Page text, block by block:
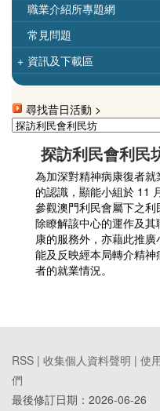
職業介紹所專題網
常見問題
+ 資訊及下載區
尋找昔日活動 >
探訪利民會利民
為加深對精神病康復者就
的認識，顯能小組於 11
參觀澳門利民會屬下之利
除瞭解該中心的運作及其
康的服務外，亦藉此推廣
能及反映經本局轉介精神
者的就業情況。
RSS | 收集個人資料聲明 | 使
們
最後修訂日期： 2026-06-26